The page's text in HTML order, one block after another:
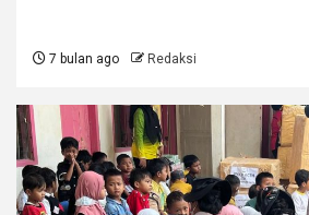
7 bulan ago Redaksi